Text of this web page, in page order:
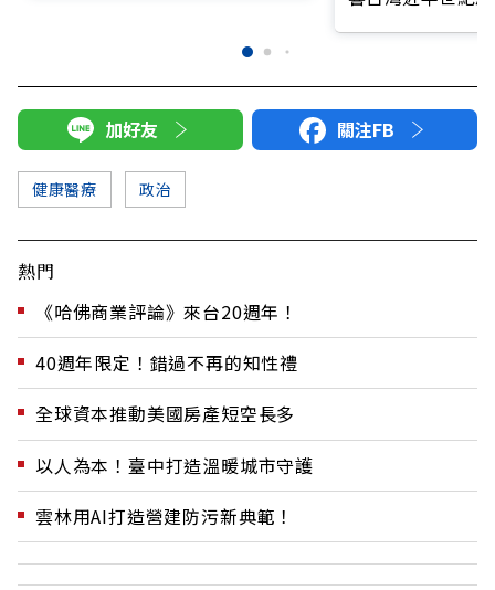
加好友 關注FB
健康醫療 政治
熱門
《哈佛商業評論》來台20週年！
40週年限定！錯過不再的知性禮
全球資本推動美國房產短空長多
以人為本！臺中打造溫暖城市守護
雲林用AI打造營建防污新典範！